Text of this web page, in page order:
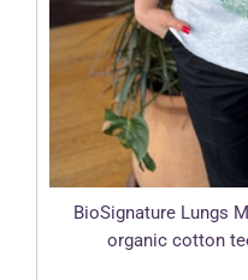
BioSignature Lungs
organic cotton